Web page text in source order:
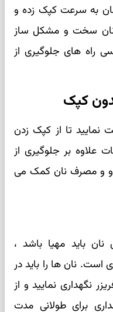
به سرعت کپک زده و
نان سخت و مشکل ساز
راه های جلوگیری از
کپک
نمایید تا از کپک زدن
علاوه بر جلوگیری از
و و مصرف نان کمک می
نان باید مهیا باشد ،
است. نان ها را باید در
نگهداری نمایید و از
برای طولانی مدت